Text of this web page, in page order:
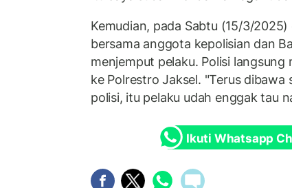
Kemudian, pada Sabtu (15/3/
bersama anggota kepolisian dan
menjemput pelaku. Polisi
ke Polrestro Jaksel. "Terus dibawa
polisi, itu pelaku udah enggak tau
Ikuti Whatsapp